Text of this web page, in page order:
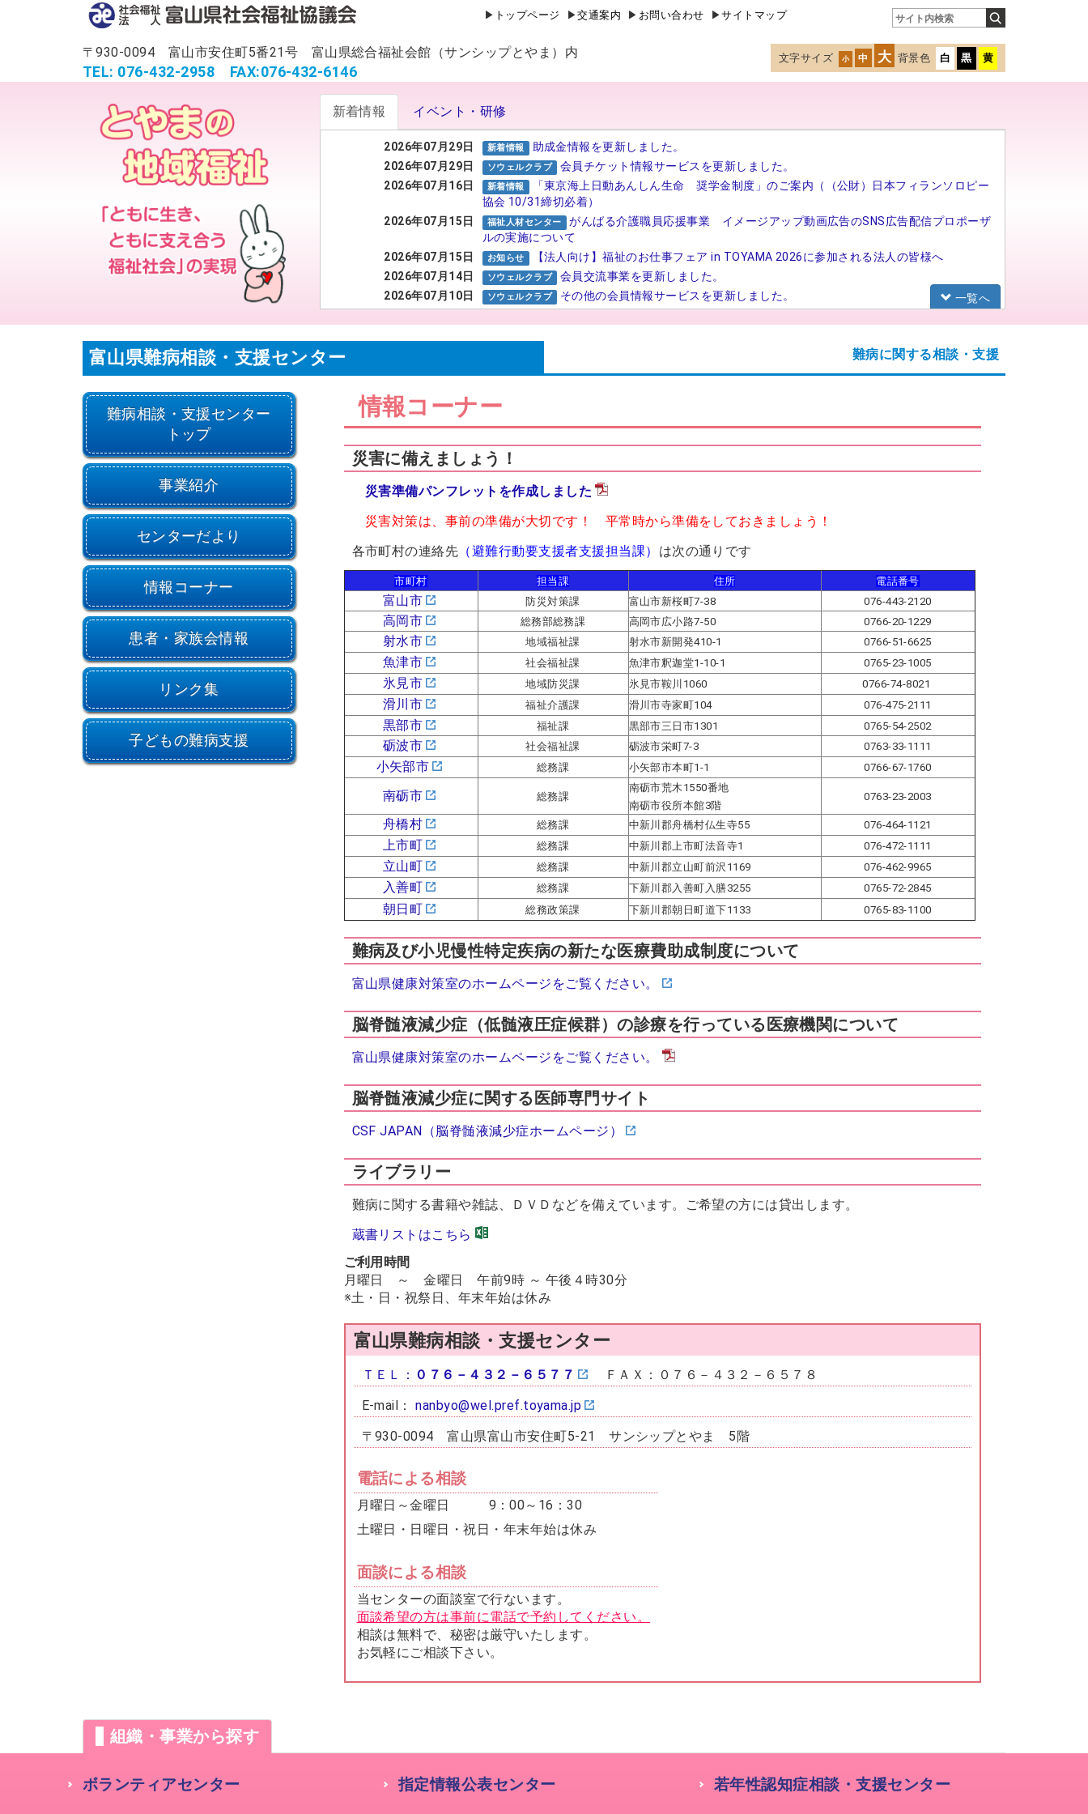
トップページ 交通案内 お問い合わせ サイトマップ
〒930-0094 富山市安住町5番21号 富山県総合福祉会館（サンシップとやま）内
TEL: 076-432-2958 FAX:076-432-6146
文字サイズ 小 中 大 背景色 白 黒 黄
新着情報 イベント・研修
2026年07月29日 新着情報
助成金情報を更新しました。
2026年07月29日
ソウェルクラブ
会員チケット情報サービスを更新しました。
2026年07月16日
新着情報
「東京海上日動あんしん生命 奨学金制度」のご案内（（公財）日本フィランソロピー
協会 10/31締切必着）
2026年07月15日
福祉人材センター
がんばる介護職員応援事業 イメージアップ動画広告のSNS広告配信プロポーザ
ルの実施について
2026年07月15日
お知らせ
【法人向け】福祉のお仕事フェア in TOYAMA 2026に参加される法人の皆様へ
2026年07月14日
ソウェルクラブ
会員交流事業を更新しました。
2026年07月10日
ソウェルクラブ
その他の会員情報サービスを更新しました。
一覧へ
富山県難病相談・支援センター 難病に関する相談・支援
難病相談・支援センター
トップ
事業紹介
センターだより
情報コーナー
患者・家族会情報
リンク集
子どもの難病支援
情報コーナー
災害に備えましょう！
災害準備パンフレットを作成しました
災害対策は、事前の準備が大切です！ 平常時から準備をしておきましょう！
各市町村の連絡先 （避難行動要支援者支援担当課） は次の通りです
市町村 担当課 住所 電話番号
富山市 防災対策課 富山市新桜町7-38 076-443-2120
高岡市 総務部総務課 高岡市広小路7-50 0766-20-1229
射水市 地域福祉課 射水市新開発410-1 0766-51-6625
魚津市 社会福祉課 魚津市釈迦堂1-10-1 0765-23-1005
氷見市 地域防災課 氷見市鞍川1060 0766-74-8021
滑川市 福祉介護課 滑川市寺家町104 076-475-2111
黒部市 福祉課 黒部市三日市1301 0765-54-2502
砺波市 社会福祉課 砺波市栄町7-3 0763-33-1111
小矢部市 総務課 小矢部市本町1-1 0766-67-1760
南砺市 総務課
南砺市荒木1550番地
南砺市役所本館3階
0763-23-2003
舟橋村 総務課 中新川郡舟橋村仏生寺55 076-464-1121
上市町 総務課 中新川郡上市町法音寺1 076-472-1111
立山町 総務課 中新川郡立山町前沢1169 076-462-9965
入善町 総務課 下新川郡入善町入膳3255 0765-72-2845
朝日町 総務政策課 下新川郡朝日町道下1133 0765-83-1100
難病及び小児慢性特定疾病の新たな医療費助成制度について
富山県健康対策室のホームページをご覧ください。
脳脊髄液減少症（低髄液圧症候群）の診療を行っている医療機関について
富山県健康対策室のホームページをご覧ください。
脳脊髄液減少症に関する医師専門サイト
CSF JAPAN（脳脊髄液減少症ホームページ）
ライブラリー
難病に関する書籍や雑誌、ＤＶＤなどを備えています。ご希望の方には貸出します。
蔵書リストはこちら
ご利用時間
月曜日 ～ 金曜日 午前9時 ～ 午後４時30分
※土・日・祝祭日、年末年始は休み
富山県難病相談・支援センター
ＴＥＬ： ０７６－４３２－６５７７
ＦＡＸ：０７６－４３２－６５７８
E-mail：nanbyo@wel.pref.toyama.jp
〒930-0094 富山県富山市安住町5-21 サンシップとやま 5階
電話による相談
月曜日～金曜日
9：00～16：30
土曜日・日曜日・祝日・年末年始は休み
面談による相談
当センターの面談室で行ないます。
面談希望の方は事前に電話で予約してください。
相談は無料で、秘密は厳守いたします。
お気軽にご相談下さい。
組織・事業から探す
ボランティアセンター 指定情報公表センター 若年性認知症相談・支援センター